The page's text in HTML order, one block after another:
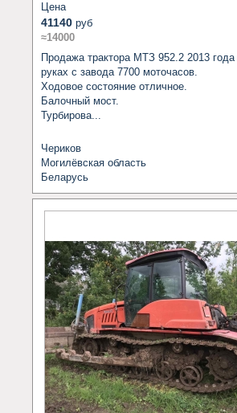
Цена
41140 руб
≈14000
Продажа трактора МТЗ 952.2 2013
руках с завода 7700 моточасов.
Ходовое состояние отличное.
Балочный мост.
Турбирова...
Чериков
Могилёвская область
Беларусь